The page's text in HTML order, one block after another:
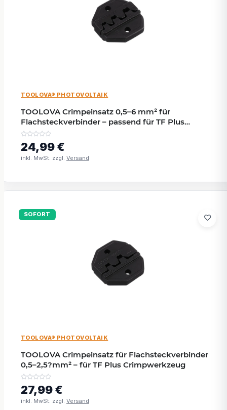
TOOLOVA® PHOTOVOLTAIK
TOOLOVA Crimpeinsatz 0,5–6 mm² für
Flachsteckverbinder – passend für TF Plus
Crimpzange
24,99 €
inkl. MwSt. zzgl. Versand
SOFORT
TOOLOVA® PHOTOVOLTAIK
TOOLOVA Crimpeinsatz für Flachsteckverbinder
0,5–2,5?mm² – für TF Plus Crimpwerkzeug
27,99 €
inkl. MwSt. zzgl. Versand